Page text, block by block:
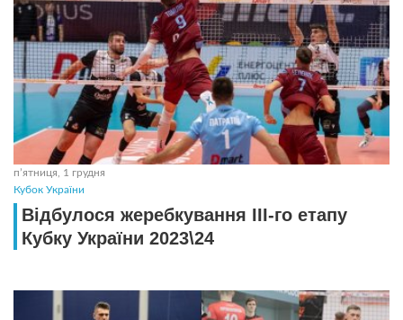
пʼятниця, 1 грудня
Кубок України
Відбулося жеребкування ІІІ-го етапу
Кубку України 2023\24